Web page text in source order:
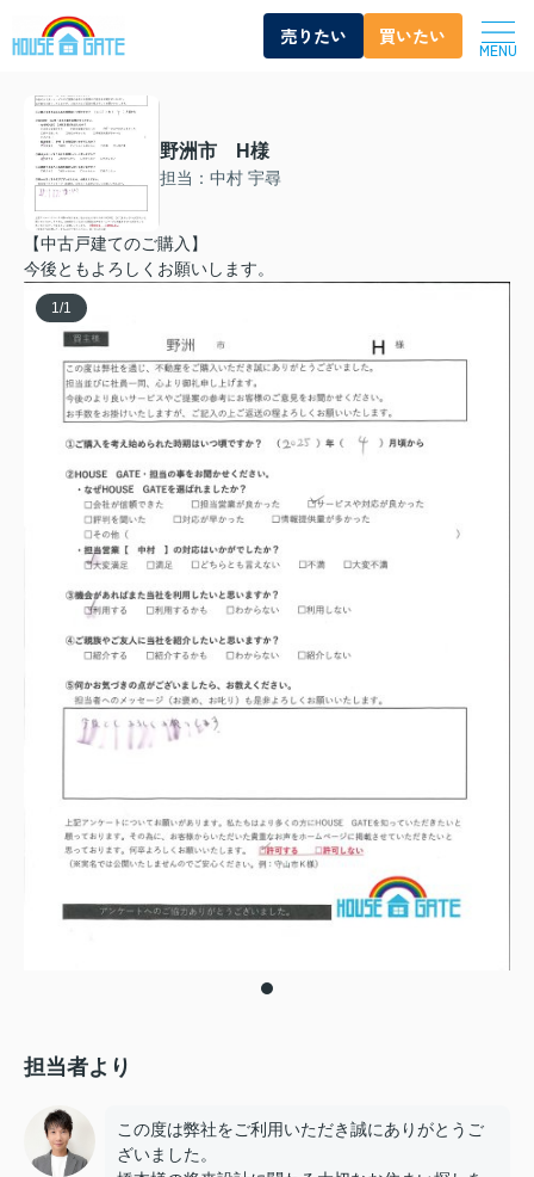
売りたい 買いたい
MENU
野洲市 H様
担当：中村 宇尋
【中古戸建てのご購入】
今後ともよろしくお願いします。
1 /1
担当者より
この度は弊社をご利用いただき誠にありがとうご
ざいました。